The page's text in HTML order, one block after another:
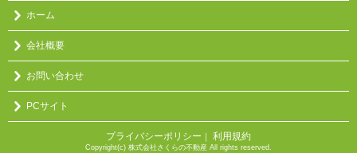
ホーム
会社概要
お問い合わせ
PCサイト
プライバシーポリシー ｜ 利用規約
Copyright(c) 株式会社さくらの不動産 All rights reserved.